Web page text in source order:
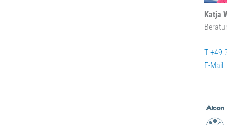
Katja
T +49
E-Mail